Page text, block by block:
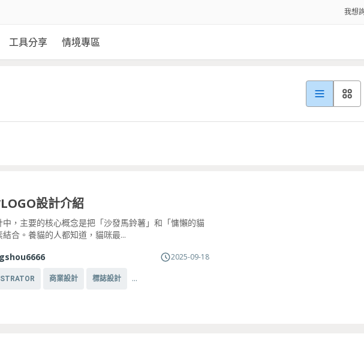
我想
工具分享 情境專區
設計介紹
中，主要的核心概念是把「沙發馬鈴薯」和「慵懶的貓
合。養貓的人都知道，貓咪最...
2025-09-18
商業設計 標誌設計 ...